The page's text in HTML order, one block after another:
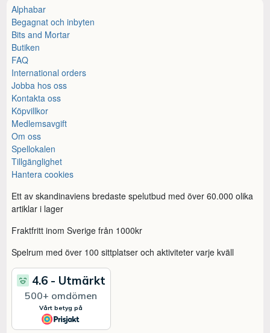
Alphabar
Begagnat och inbyten
Bits and Mortar
Butiken
FAQ
International orders
Jobba hos oss
Kontakta oss
Köpvillkor
Medlemsavgift
Om oss
Spellokalen
Tillgänglighet
Hantera cookies
Ett av skandinaviens bredaste spelutbud med över 60.000 olika
artiklar i lager
Fraktfritt inom Sverige från 1000kr
Spelrum med över 100 sittplatser och aktiviteter varje kväll